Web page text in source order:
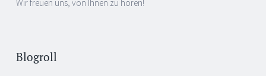
Wir freuen uns, von Ihnen zu hören!
Blogroll